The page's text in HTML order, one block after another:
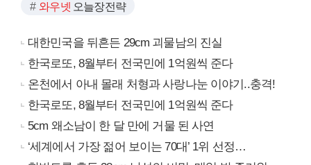
와우넷 오늘장전략
대한민국을 뒤흔든 29cm 괴물남의 진실
한국로또, 8월부터 전국민에 1억원씩 준다
온천에서 아내 몰래 처형과 사랑나눈 이야기..충격!
한국로또, 8월부터 전국민에 1억원씩 준다
5cm 왜소남이 한 달 만에 거물 된 사연
‘세계에서 가장 젊어 보이는 70대’ 1위 선정…